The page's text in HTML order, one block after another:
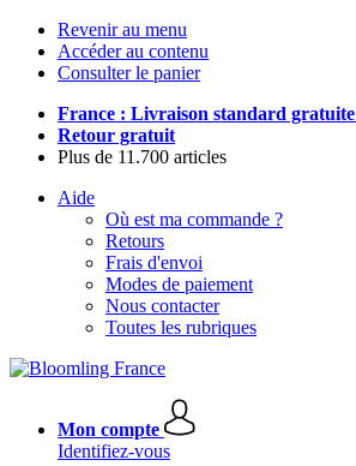
Revenir au menu
Accéder au contenu
Consulter le panier
France : Livraison standard gratuite
Retour gratuit
Plus de 11.700 articles
Aide
Où est ma commande ?
Retours
Frais d'envoi
Modes de paiement
Nous contacter
Toutes les rubriques
Mon compte
Identifiez-vous